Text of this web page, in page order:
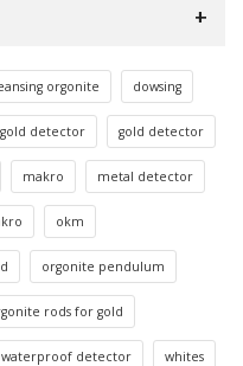
orgonite dowsing
gold detector gold detector
makro metal detector
okm
orgonite pendulum
rods for gold
waterproof detector whites